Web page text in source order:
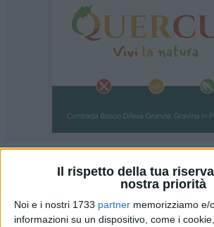
Il rispetto della tua
nostra priorità
Noi e i nostri 1733 partner memorizziamo e/
informazioni su un dispositivo, come i
Con la fine dello stato di emergenza da
gli orari nei centri vaccinali della ASM.